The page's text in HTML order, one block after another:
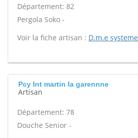
Département: 82
Pergola Soko -
Voir la fiche artisan : D.m.e systeme
Pcy Int martin la garennne
Artisan
Département: 78
Douche Senior -